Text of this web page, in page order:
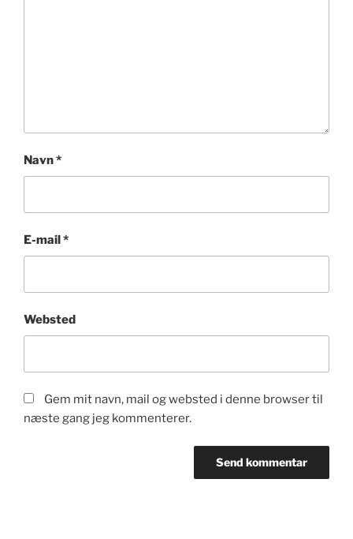
Navn*
E-mail*
Websted
Gem mit navn, mail og websted i denne browser til
næste gang jeg kommenterer.